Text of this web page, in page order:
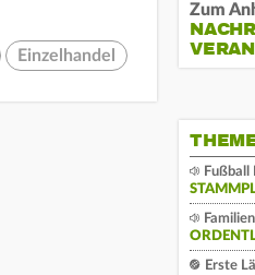
Einzelhandel
Zum
Fußball
Erste